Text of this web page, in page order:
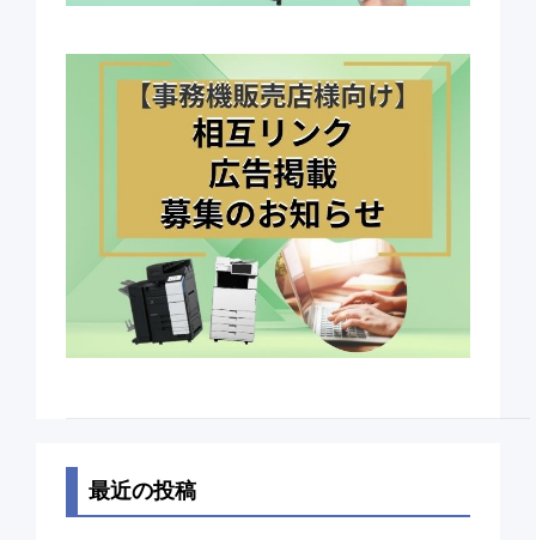
最近の投稿